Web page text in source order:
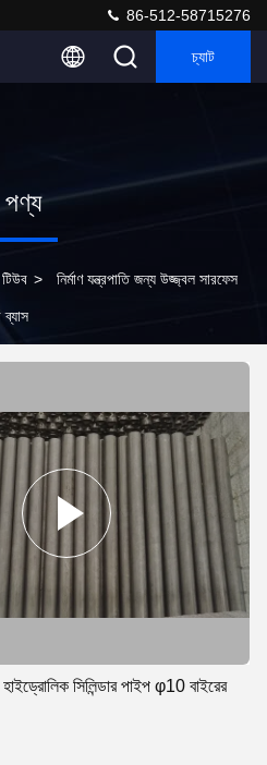
86-512-58715276
চ্যাট
পণ্য
> নির্মাণ যন্ত্রপাতি জন্য উজ্জ্বল সারফেস
সিলিন্ডার পাইপ φ10 বাইরের